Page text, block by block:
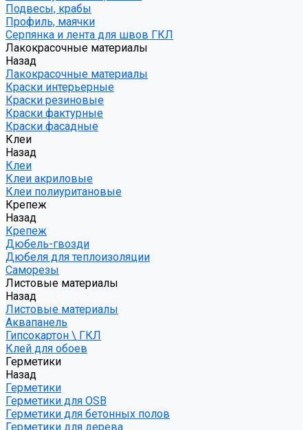
Подвесы, крабы
Профиль, маячки
Серпянка и лента для швов ГКЛ
Лакокрасочные материалы
Назад
Лакокрасочные материалы
Краски интерьерные
Краски резиновые
Краски фактурные
Краски фасадные
Клеи
Назад
Клеи
Клеи акриловые
Клеи полиуритановые
Крепеж
Назад
Крепеж
Дюбель-гвозди
Дюбеля для теплоизоляции
Саморезы
Листовые материалы
Назад
Листовые материалы
Аквапанель
Гипсокартон \ ГКЛ
Клей для обоев
Герметики
Назад
Герметики
Герметики для OSB
Герметики для бетонных полов
Герметики для дерева